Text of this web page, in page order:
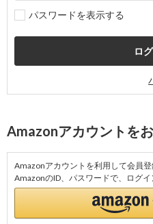
パスワードを表示する
Amazonアカウントを
Amazonアカウントを利用して会員登
AmazonのID、パスワードで、ログイ